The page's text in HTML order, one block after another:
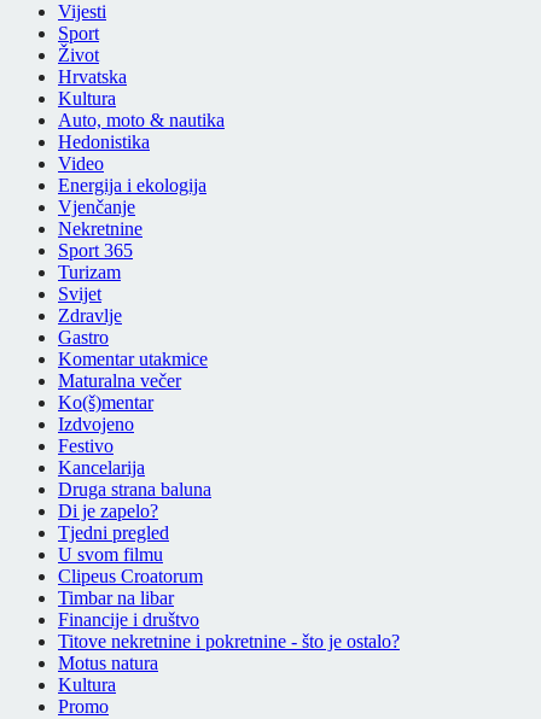
Vijesti
Sport
Život
Hrvatska
Kultura
Auto, moto & nautika
Hedonistika
Video
Energija i ekologija
Vjenčanje
Nekretnine
Sport 365
Turizam
Svijet
Zdravlje
Gastro
Komentar utakmice
Maturalna večer
Ko(š)mentar
Izdvojeno
Festivo
Kancelarija
Druga strana baluna
Di je zapelo?
Tjedni pregled
U svom filmu
Clipeus Croatorum
Timbar na libar
Financije i društvo
Titove nekretnine i pokretnine - što je ostalo?
Motus natura
Kultura
Promo